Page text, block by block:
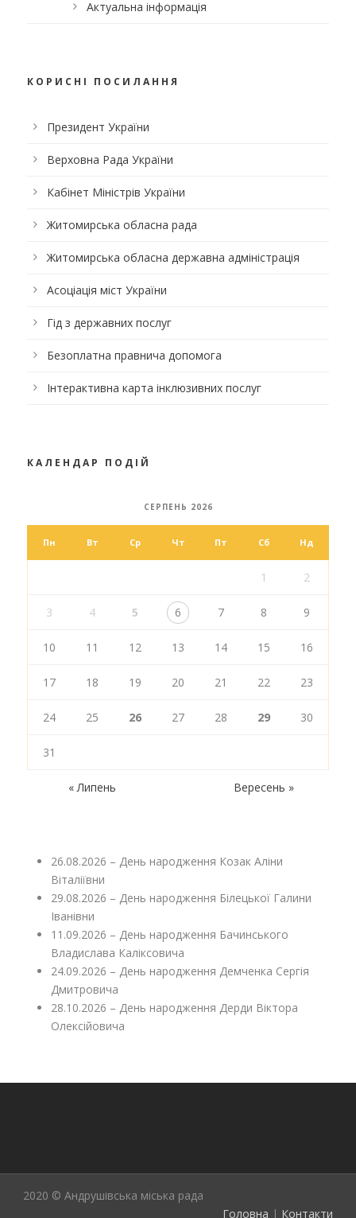
Актуальна інформація
КОРИСНІ ПОСИЛАННЯ
Президент України
Верховна Рада України
Кабінет Міністрів України
Житомирська обласна рада
Житомирська обласна державна адміністрація
Асоціація міст України
Гід з державних послуг
Безоплатна правнича допомога
Інтерактивна карта інклюзивних послуг
КАЛЕНДАР ПОДІЙ
СЕРПЕНЬ 2026
Пн Вт Ср Чт Пт Сб Нд
1 2
3 4 5 6 7 8 9
10 11 12 13 14 15 16
17 18 19 20 21 22 23
24 25 26 27 28 29 30
31
« Липень Вересень »
26.08.2026 – День народження Козак Аліни
Віталіївни
29.08.2026 – День народження Білецької Галини
Іванівни
11.09.2026 – День народження Бачинського
Владислава Каліксовича
24.09.2026 – День народження Демченка Сергія
Дмитровича
28.10.2026 – День народження Дерди Віктора
Олексійовича
2020 © Андрушівська міська рада
Головна | Контакти